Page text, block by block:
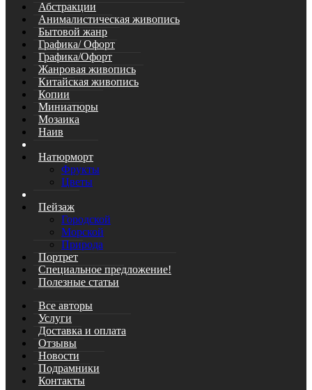
Абстракции
Анималистическая живопись
Бытовой жанр
Графика/ Офорт
Графика/Офорт
Жанровая живопись
Китайская живопись
Копии
Миниатюры
Мозаика
Наив
Натюрморт
Фрукты
Цветы
Пейзаж
Городской
Морской
Природа
Портрет
Специальное предложение!
Полезные статьи
Все авторы
Услуги
Доставка и оплата
Отзывы
Новости
Подрамники
Контакты